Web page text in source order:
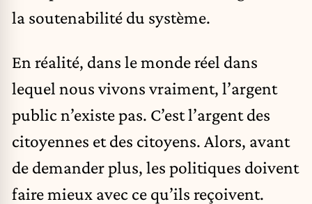
la soutenabilité du système.
En réalité, dans le monde réel dans
lequel nous vivons vraiment, l’argent
public n’existe pas. C’est l’argent des
citoyennes et des citoyens. Alors, avant
de demander plus, les politiques doivent
faire mieux avec ce qu’ils reçoivent.